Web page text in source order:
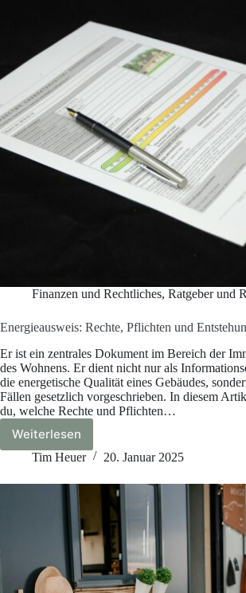
vernetzten
Wohnens
Finanzen und Rechtliches, Ratgeber und
Energieausweis: Rechte, Pflichten und
Er ist ein zentrales Dokument im Bereich der
des Wohnens. Er dient nicht nur als
die energetische Qualität eines Gebäudes,
Fällen gesetzlich vorgeschrieben. In diesem
du, welche Rechte und Pflichten…
WeiterlesenEnergieausweis:
Rechte,
und
Entstehung
Tim Heuer 20. Januar 2025